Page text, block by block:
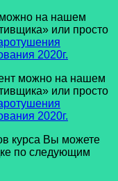
на нашем
или просто
2020г.
можно на нашем
или просто
2020г.
курса Вы можете
по следующим